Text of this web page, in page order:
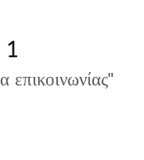
1
επικοινωνίας"